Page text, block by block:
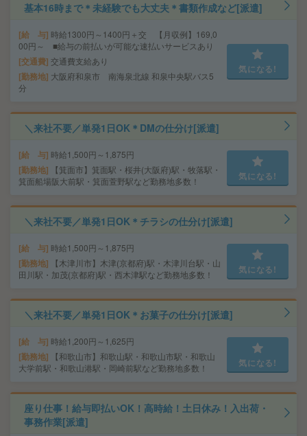
基本16時まで＊未経験でも大丈夫＊書類作成など[派遣]
給 与 時給1300円～1400円＋交 【月収例】169,0
00円～ ■給与の前払いが可能な速払いサービスあり
交通費 交通費支給あり
勤務地 大阪府和泉市 南海泉北線 和泉中央駅バス5
分
気になる!
＼来社不要／単発1日OK＊DMの仕分け[派遣]
給 与 時給1,500円～1,875円
勤務地
【箕面市】箕面駅・桜井(大阪府)駅・牧落駅・
箕面船場阪大前駅・箕面萱野駅など勤務地多数！
気になる!
＼来社不要／単発1日OK＊チラシの仕分け[派遣]
給 与 時給1,500円～1,875円
勤務地
【木津川市】木津(京都府)駅・木津川台駅・山
田川駅・加茂(京都府)駅・西木津駅など勤務地多数！
気になる!
＼来社不要／単発1日OK＊お菓子の仕分け[派遣]
給 与 時給1,200円～1,625円
勤務地
【和歌山市】和歌山駅・和歌山市駅・和歌山
大学前駅・和歌山港駅・岡崎前駅など勤務地多数！
気になる!
座り仕事！給与即払いOK！高時給！土日休み！入出荷・
事務作業[派遣]